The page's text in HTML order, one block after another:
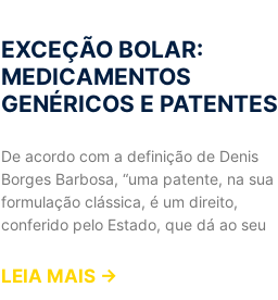
EXCEÇÃO BOLAR:
MEDICAMENTOS
GENÉRICOS E PATENTES
De acordo com a definição de Denis
Borges Barbosa, “uma patente, na sua
formulação clássica, é um direito,
conferido pelo Estado, que dá ao seu
LEIA MAIS →